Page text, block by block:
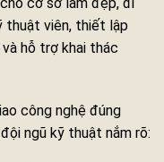
thuật viên, thiết lập
hỗ trợ khai thác
công nghệ đúng
ngũ kỹ thuật nắm rõ: